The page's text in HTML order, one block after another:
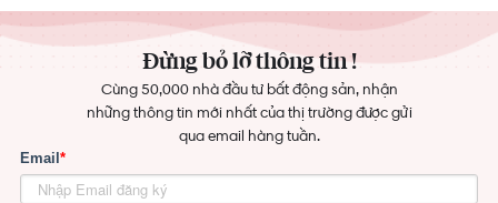
Đừng bỏ lỡ thông tin !
Cùng 50,000 nhà đầu tư bất động sản, nhận
những thông tin mới nhất của thị trường được gửi
qua email hàng tuần.